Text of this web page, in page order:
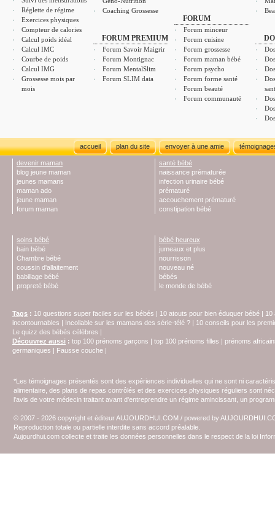
Réglette de régime
Exercices physiques
Compteur de calories
Calcul poids idéal
Calcul IMC
Courbe de poids
Calcul IMG
Grossesse mois par
mois
Coaching Grossesse
FORUM PREMIUM
Forum Savoir Maigrir
Forum Montignac
Forum MentalSlim
Forum SLIM data
FORUM
Forum minceur
Forum cuisine
Forum grossesse
Forum maman bébé
Forum psycho
Forum forme santé
Forum beauté
Forum communauté
accueil plan du site envoyer à une amie
devenir maman
blog jeune maman
jeunes mamans
maman ado
jeune maman
forum maman
santé bébé
naissance prématurée
infection urinaire bébé
prématuré
accouchement prématuré
constipation bébé
soins bébé
bain bébé
Chambre bébé
coussin d'allaitement
babillage bébé
propreté bébé
bébé heureux
jumeaux et plus
nourrisson
nouveau né
bébés
le monde de bébé
Tags : 10 questions super faciles sur les bébés | 10 atouts pour bien éduquer bébé | 10
incontournables | Incollable sur les mamans des série-télé ? | 10 conseils pour les
Le quizz des bébés célèbres |
Découvrez aussi : top 100 prénoms garçons | top 100 prénoms filles | prénoms
germaniques | Fausse couche |
*Les témoignages présentés sont des expériences individuelles qui ne sont ni
alimentaire, des plans de repas contrôlés et des exercices physiques réguliers sont
l'avis de votre médecin traitant avant d'entreprendre un régime amincissant, un
© 2007 - 2026 copyright et éditeur AUJOURDHUI.COM / powered by
Reproduction totale ou partielle interdite sans accord préalable.
Aujourdhui.com collecte et traite les données personnelles dans le respect de la loi